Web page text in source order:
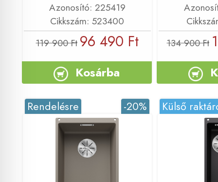
Azonosító: 225419
Cikkszám: 523400
119 900 Ft 96 490 Ft
Kosárba
134 900 Ft
-20%
Rendelésre Külső